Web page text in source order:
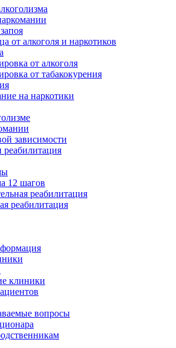
от алкоголя и наркотиков
от алкоголя
от табакокурения
на наркотики
зависимости
реабилитация
12 шагов
реабилитация
реабилитация
клиники
вопросы